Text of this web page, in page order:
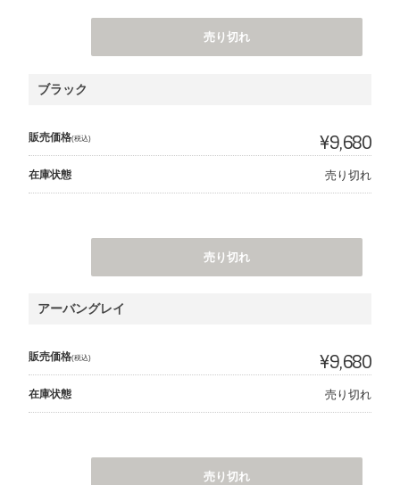
売り切れ
ブラック
販売価格(税込) ¥9,680
在庫状態 売り切れ
売り切れ
アーバングレイ
販売価格(税込) ¥9,680
在庫状態 売り切れ
売り切れ